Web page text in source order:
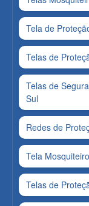
Tela de
Telas de
Telas de
Sul
Redes de
Tela
Telas de